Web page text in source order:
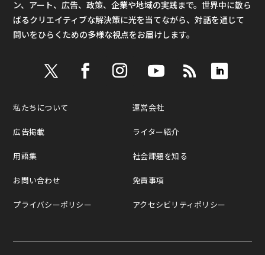
ン、アート、広告、政策、企業や地域の実践まで。世界中に散ら
ばるクリエイティブな解決策に光を当てながら、対話を通じて
問いをひらくための多様な視点をお届けします。
私たちについて
広告掲載
用語集
お問い合わせ
プライバシーポリシー
運営会社
ライター紹介
社会課題を知る
免責事項
アクセシビリティポリシー